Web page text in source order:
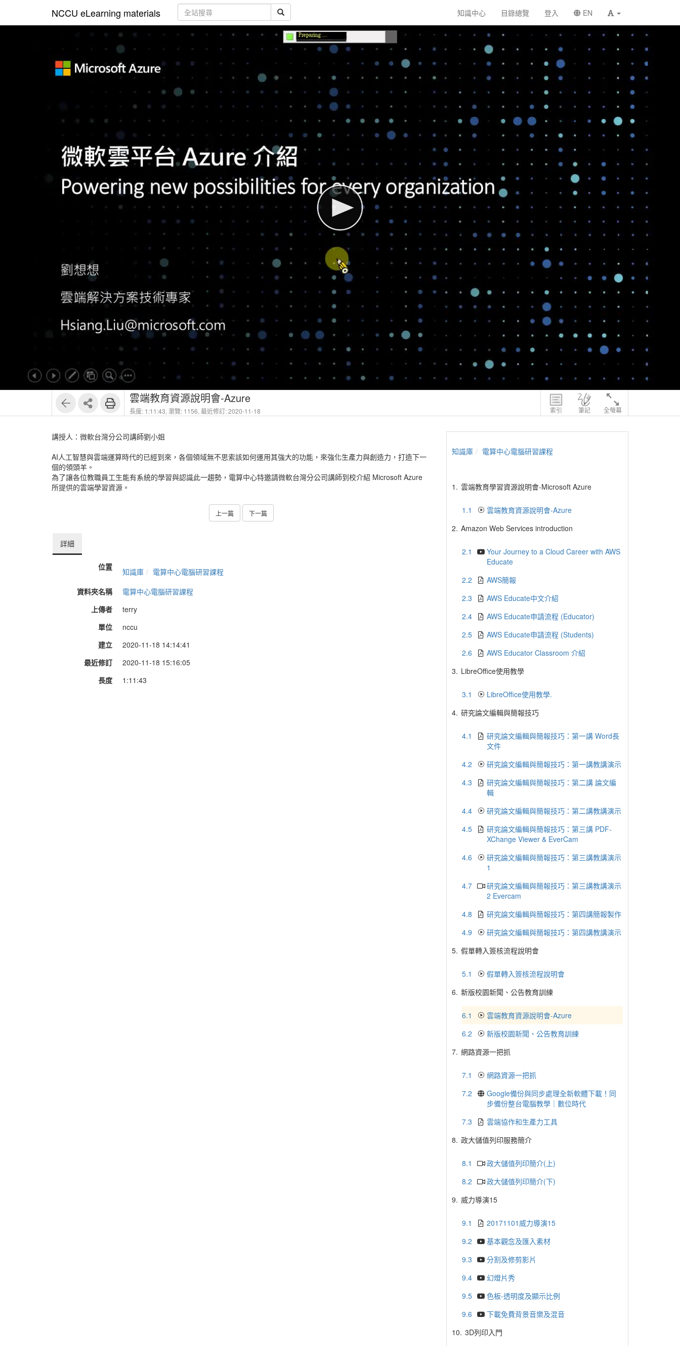
NCCU eLearning materials 知識中心 目錄總覽 登入 EN
1 16
索引 筆記 全螢幕
雲端教育資源說明會-Azure
長度: 1:11:43, 瀏覽: 1156, 最近修訂: 2020-11-18
講授人：微軟台灣分公司講師劉小姐
AI人工智慧與雲端運算時代的已經到來，各個領域無不思索該如何運用其強大的功能，來強化生產力與創造力，打造下一
個的領頭羊。
為了讓各位教職員工生能有系統的學習與認識此一趨勢，電算中心特邀請微軟台灣分公司講師到校介紹 Microsoft Azure
所提供的雲端學習資源。
上一篇 下一篇
詳細
位置 知識庫
電算中心電腦研習課程
資料夾名稱
電算中心電腦研習課程
上傳者
terry
單位
nccu
建立
2020-11-18 14:14:41
最近修訂
2020-11-18 15:16:05
長度
1:11:43
知識庫 電算中心電腦研習課程
1. 雲端教育學習資源說明會-Microsoft Azure
1.1
雲端教育資源說明會-Azure
2. Amazon Web Services introduction
2.1
Your Journey to a Cloud Career with AWS
Educate
2.2
AWS簡報
2.3
AWS Educate中文介紹
2.4
AWS Educate申請流程 (Educator)
2.5
AWS Educate申請流程 (Students)
2.6
AWS Educator Classroom 介紹
3. LibreOffice使用教學
3.1
LibreOffice使用教學.
4. 研究論文編輯與簡報技巧
4.1
研究論文編輯與簡報技巧：第一講 Word長
文件
4.2
研究論文編輯與簡報技巧：第一講教講演示
4.3
研究論文編輯與簡報技巧：第二講 論文編
輯
4.4
研究論文編輯與簡報技巧：第二講教講演示
4.5
研究論文編輯與簡報技巧：第三講 PDF-
XChange Viewer & EverCam
4.6
研究論文編輯與簡報技巧：第三講教講演示
1
4.7
研究論文編輯與簡報技巧：第三講教講演示
2 Evercam
4.8
研究論文編輯與簡報技巧：第四講簡報製作
4.9
研究論文編輯與簡報技巧：第四講教講演示
5. 假單轉入簽核流程說明會
5.1
假單轉入簽核流程說明會
6. 新版校園新聞、公告教育訓練
6.1
雲端教育資源說明會-Azure
6.2
新版校園新聞、公告教育訓練
7. 網路資源一把抓
7.1
網路資源一把抓
7.2
Google備份與同步處理全新軟體下載！同
步備份整台電腦教學｜數位時代
7.3
雲端協作和生產力工具
8. 政大儲值列印服務簡介
8.1
政大儲值列印簡介(上)
8.2
政大儲值列印簡介(下)
9. 威力導演15
9.1
20171101威力導演15
9.2
基本觀念及匯入素材
9.3
分割及修剪影片
9.4
幻燈片秀
9.5
色板-透明度及顯示比例
9.6
下載免費背景音樂及混音
10. 3D列印入門